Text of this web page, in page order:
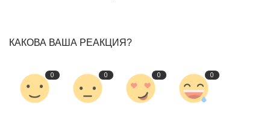
КАКОВА ВАША РЕАКЦИЯ?
0 0 0 0